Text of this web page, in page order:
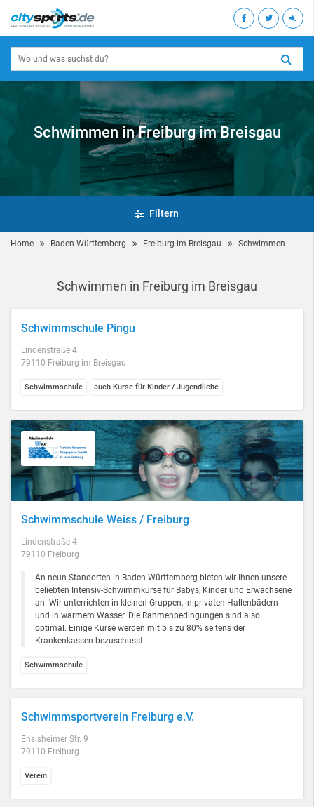
Schwimmen in Freiburg im Breisgau
Filtern
Home Baden-Württemberg Freiburg im Breisgau Schwimmen
Schwimmen in Freiburg im Breisgau
Schwimmschule Pingu
Lindenstraße 4
79110 Freiburg im Breisgau
Schwimmschule auch Kurse für Kinder / Jugendliche
Schwimmschule Weiss / Freiburg
Lindenstraße 4
79110 Freiburg
An neun Standorten in Baden-Württemberg bieten wir Ihnen unsere
beliebten Intensiv-Schwimmkurse für Babys, Kinder und Erwachsene
an. Wir unterrichten in kleinen Gruppen, in privaten Hallenbädern
und in warmem Wasser. Die Rahmenbedingungen sind also
optimal. Einige Kurse werden mit bis zu 80% seitens der
Krankenkassen bezuschusst.
Schwimmschule
Schwimmsportverein Freiburg e.V.
Ensisheimer Str. 9
79110 Freiburg
Verein